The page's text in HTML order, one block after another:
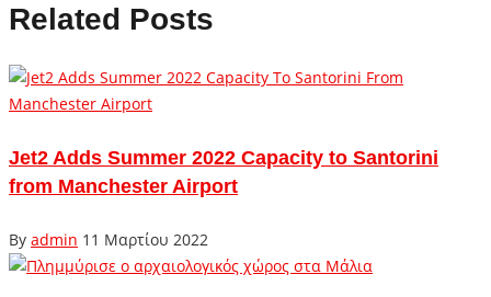
Related Posts
Jet2 Adds Summer 2022 Capacity to Santorini
from Manchester Airport
By admin 11 Μαρτίου 2022